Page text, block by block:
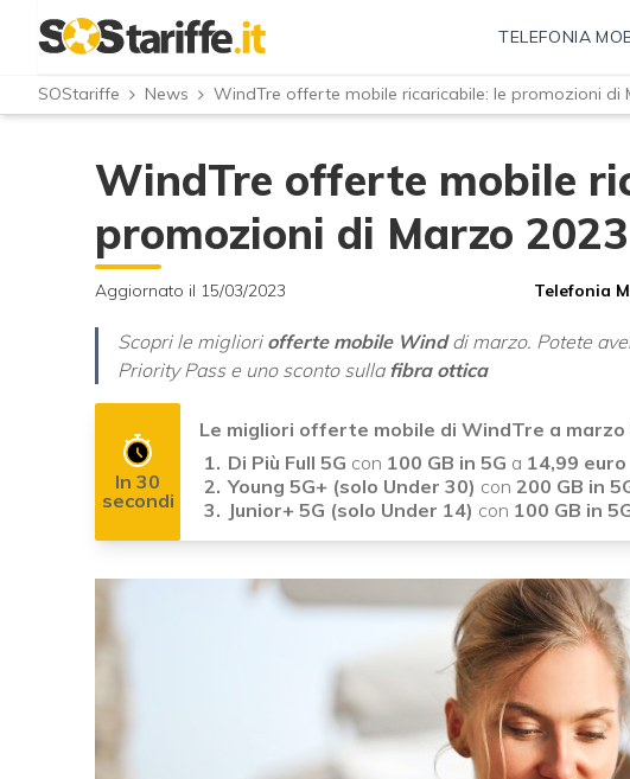
TELEFONIA
SOStariffe News WindTre offerte mobile ricaricabile: le promozioni di
WindTre offerte mobile
promozioni di Marzo 2023
Aggiornato il 15/03/2023 Telefonia
Scopri le migliori offerte mobile Winddi marzo. Potete
Priority Pass e uno sconto sulla fibra ottica
In 30
secondi
Le migliori offerte mobile di WindTre a marzo
Di Più Full 5G con 100 GB in 5G a 14,99 euro
Young 5G+ (solo Under 30) con 200 GB in
Junior+ 5G (solo Under 14) con 100 GB in